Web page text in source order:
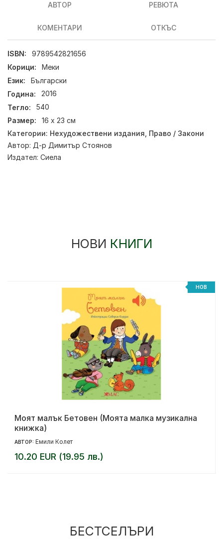
АВТОР РЕВЮТА
КОМЕНТАРИ ОТКЪС
ISBN:
9789542821656
Корици:
Меки
Език:
Български
Година:
2016
Тегло:
540
Размер:
16 х 23 см
Категории: Нехудожествени издания Право / Закони
Автор: Д-р Димитър Стоянов
Издател: Сиела
НОВИ КНИГИ
НОВ
Моят малък Бетовен (Моята малка музикална
книжка)
АВТОР: Емили Колет
10.20 EUR (19.95 лв.)
БЕСТСЕЛЪРИ